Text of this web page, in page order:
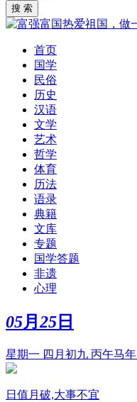
首页
国学
民俗
历史
汉语
文学
艺术
哲学
体育
历法
语录
典籍
文库
专题
国学答题
非遗
心理
05月 25 日
星期一 四月初九 丙午马
日值月破,大事不宜